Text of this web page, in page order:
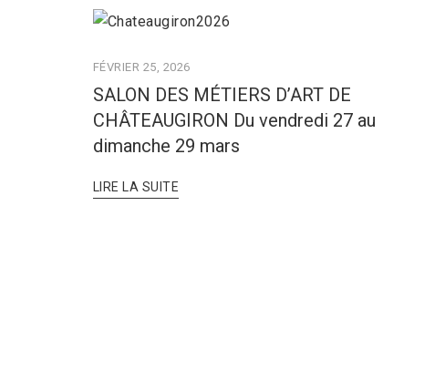
FÉVRIER 25, 2026
SALON DES MÉTIERS D’ART DE
CHÂTEAUGIRON Du vendredi 27 au
dimanche 29 mars
LIRE LA SUITE